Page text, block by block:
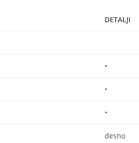
DETALJI
•
•
•
desno